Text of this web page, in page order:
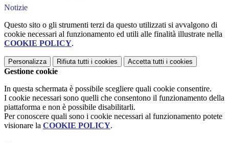
Notizie
Questo sito o gli strumenti terzi da questo utilizzati si avvalgono di
cookie necessari al funzionamento ed utili alle finalità illustrate nella
COOKIE POLICY.
Personalizza Rifiuta tutti i cookies Accetta tutti i cookies
Gestione cookie
In questa schermata è possibile scegliere quali cookie consentire.
I cookie necessari sono quelli che consentono il funzionamento della
piattaforma e non è possibile disabilitarli.
Per conoscere quali sono i cookie necessari al funzionamento potete
visionare la COOKIE POLICY.